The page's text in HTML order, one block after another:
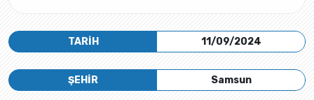
TARİH 11/09/2024
Samsun
ŞEHİR